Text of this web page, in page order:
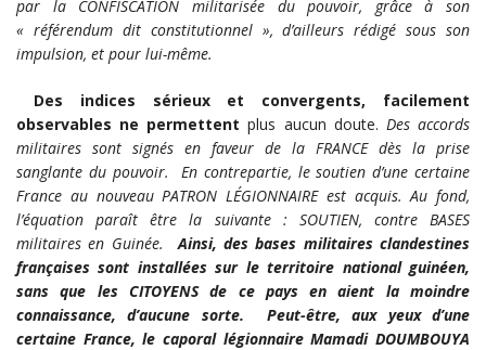
par la CONFISCATION militarisée du pouvoir, grâce à son
« référendum dit constitutionnel », d’ailleurs rédigé sous son
impulsion, et pour lui-même.
Des indices sérieux et convergents, facilement
observables ne permettent plus aucun doute. Des accords
militaires sont signés en faveur de la FRANCE dès la prise
sanglante du pouvoir. En contrepartie, le soutien d’une certaine
France au nouveau PATRON LÉGIONNAIRE est acquis. Au fond,
l’équation paraît être la suivante : SOUTIEN, contre BASES
militaires en Guinée.Ainsi, des bases militaires clandestines
françaises sont installées sur le territoire national guinéen,
sans que les CITOYENS de ce pays en aient la moindre
connaissance, d’aucune sorte. Peut-être, aux yeux d’une
certaine France, le caporal légionnaire Mamadi DOUMBOUYA